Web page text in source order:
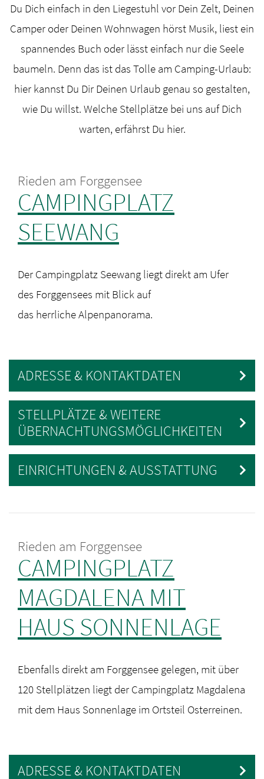
Du Dich einfach in den Liegestuhl vor Dein Zelt, Deinen
Camper oder Deinen Wohnwagen hörst Musik, liest ein
spannendes Buch oder lässt einfach nur die Seele
baumeln. Denn das ist das Tolle am Camping-Urlaub:
hier kannst Du Dir Deinen Urlaub genau so gestalten,
wie Du willst. Welche Stellplätze bei uns auf Dich
warten, erfährst Du hier.
Rieden am Forggensee
CAMPINGPLATZ
SEEWANG
Der Campingplatz Seewang liegt direkt am Ufer
des Forggensees mit Blick auf
das herrliche Alpenpanorama.
ADRESSE & KONTAKTDATEN
STELLPLÄTZE & WEITERE
ÜBERNACHTUNGSMÖGLICHKEITEN
EINRICHTUNGEN & AUSSTATTUNG
Rieden am Forggensee
CAMPINGPLATZ
MAGDALENA MIT
HAUS SONNENLAGE
Ebenfalls direkt am Forggensee gelegen, mit über
120 Stellplätzen liegt der Campingplatz Magdalena
mit dem Haus Sonnenlage im Ortsteil Osterreinen.
ADRESSE & KONTAKTDATEN